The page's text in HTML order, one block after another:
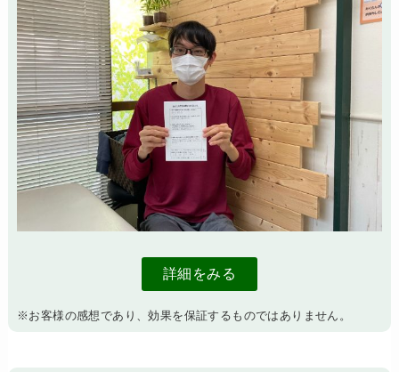
詳細をみる
※お客様の感想であり、効果を保証するものではありません。